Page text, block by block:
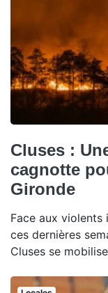
Cluses :
cagnotte
Gironde
Face aux
ces dernières
Cluses se